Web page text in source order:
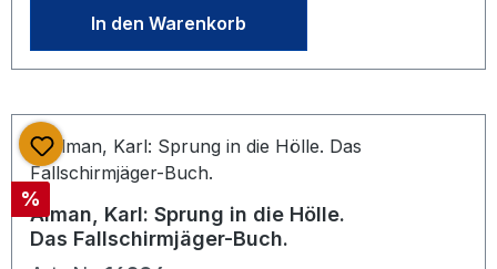
Buchgemeinschaft Donauland,]
In den Warenkorb
Rabatt
%
Alman, Karl: Sprung in die Hölle.
Das Fallschirmjäger-Buch.